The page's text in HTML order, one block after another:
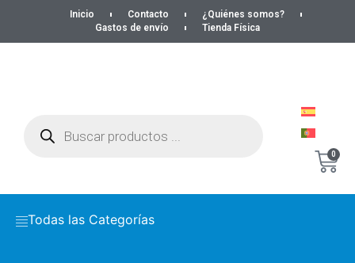
Inicio Contacto
¿Quiénes somos?
Gastos de envío
Tienda Física
0
Todas las Categorías